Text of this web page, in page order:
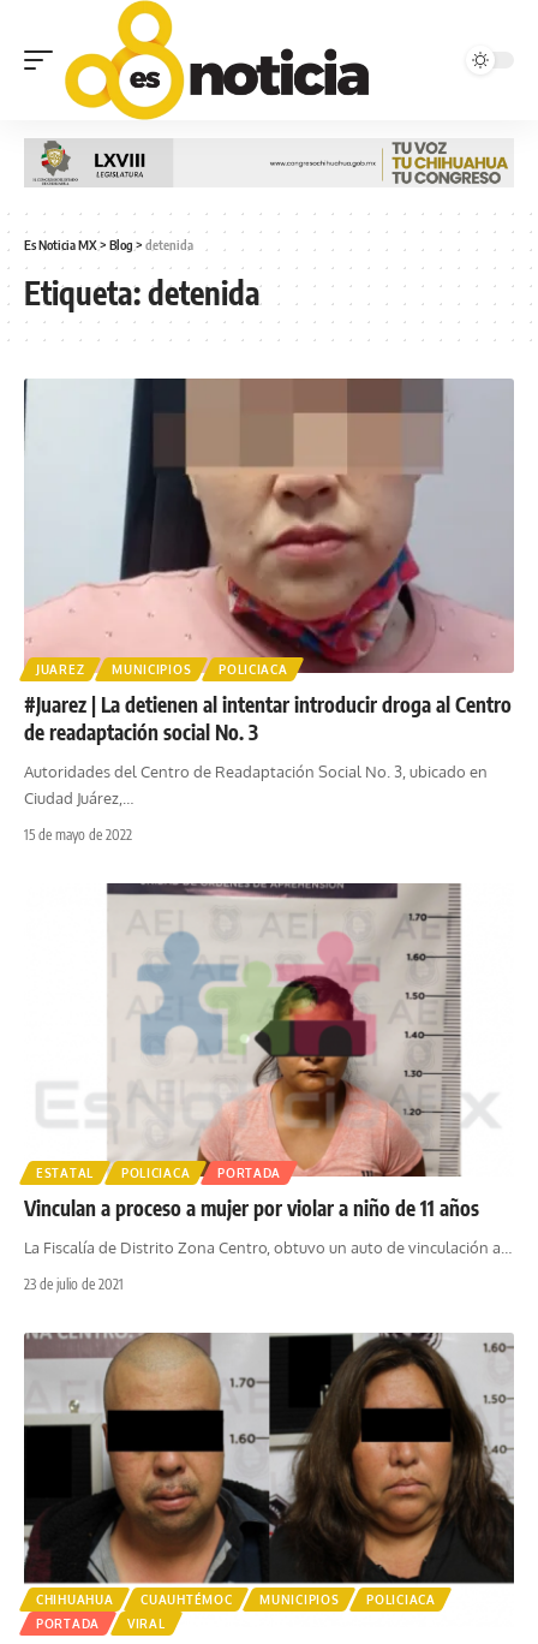
Es Noticia MX> Blog > detenida
Etiqueta:detenida
JUAREZ MUNICIPIOS POLICIACA
#Juarez | La detienen al intentar introducir droga al Centro
de readaptación social No. 3
Autoridades del Centro de Readaptación Social No. 3, ubicado en
Ciudad Juárez,
15 de mayo de 2022
ESTATAL POLICIACA PORTADA
Vinculan a proceso a mujer por violar a niño de 11 años
La Fiscalía de Distrito Zona Centro, obtuvo un auto de vinculación a…
23 de julio de 2021
CHIHUAHUA CUAUHTÉMOC MUNICIPIOS
POLICIACA
PORTADA
VIRAL